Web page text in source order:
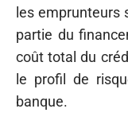
les emprunteurs
partie du
coût total du
le profil de
banque.